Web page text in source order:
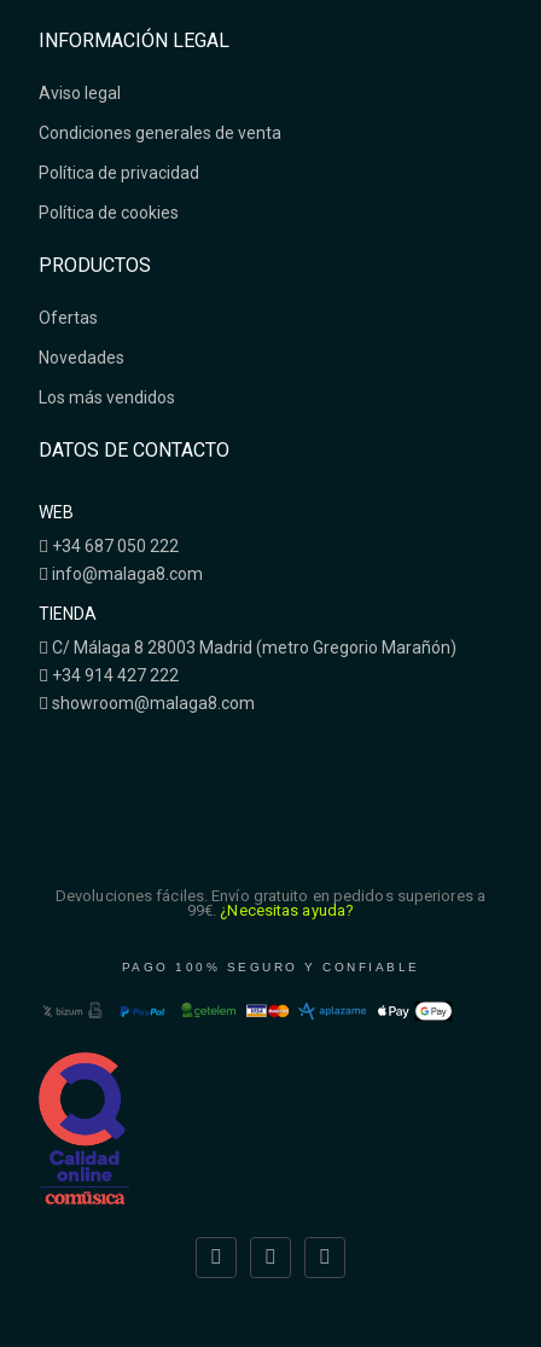
INFORMACIÓN LEGAL
Aviso legal
Condiciones generales de venta
Política de privacidad
Política de cookies
PRODUCTOS
Ofertas
Novedades
Los más vendidos
DATOS DE CONTACTO
WEB
+34 687 050 222
info@malaga8.com
TIENDA
C/ Málaga 8 28003 Madrid (metro Gregorio Marañón)
+34 914 427 222
showroom@malaga8.com
Devoluciones fáciles. Envío gratuito en pedidos superiores a
99€. ¿Necesitas ayuda?
PAGO 100% SEGURO Y CONFIABLE